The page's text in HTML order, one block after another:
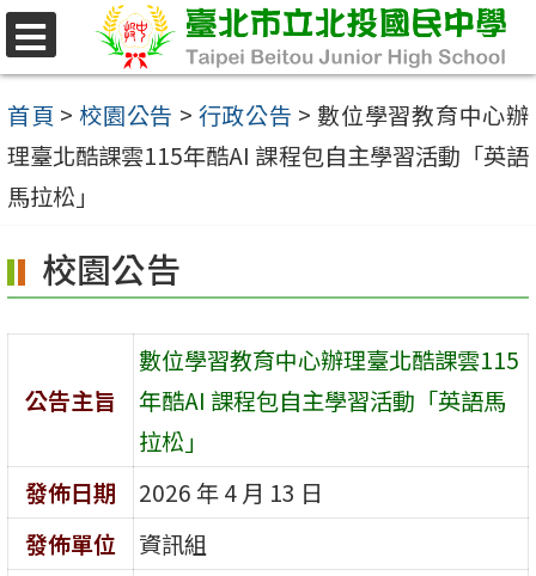
跳
至
主
要
內
區
首頁 > 校園公告 > 行政公告 > 數位學習教育中心辦
理臺北酷課雲115年酷AI 課程包自主學習活動「英語
馬拉松」
校園公告
公告主旨
數位學習教育中心辦理臺北酷課雲115
年酷AI 課程包自主學習活動「英語馬
拉松」
發佈日期
2026 年 4 月 13 日
發佈單位
資訊組
選
單